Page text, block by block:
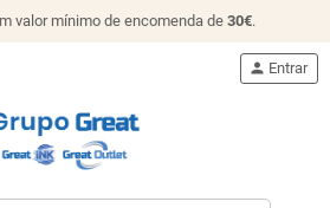
valor mínimo de encomenda de 30€.
person Entrar